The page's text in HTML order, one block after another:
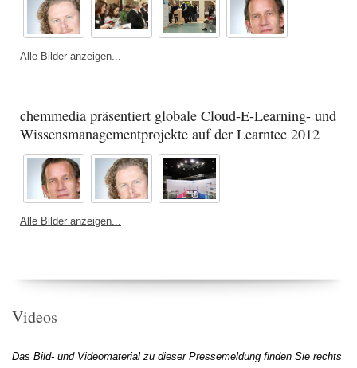
Alle Bilder anzeigen...
chemmedia präsentiert globale Cloud-E-Learning- und
Wissensmanagementprojekte auf der Learntec 2012
Alle Bilder anzeigen...
Videos
Das Bild- und Videomaterial zu dieser Pressemeldung finden Sie rechts